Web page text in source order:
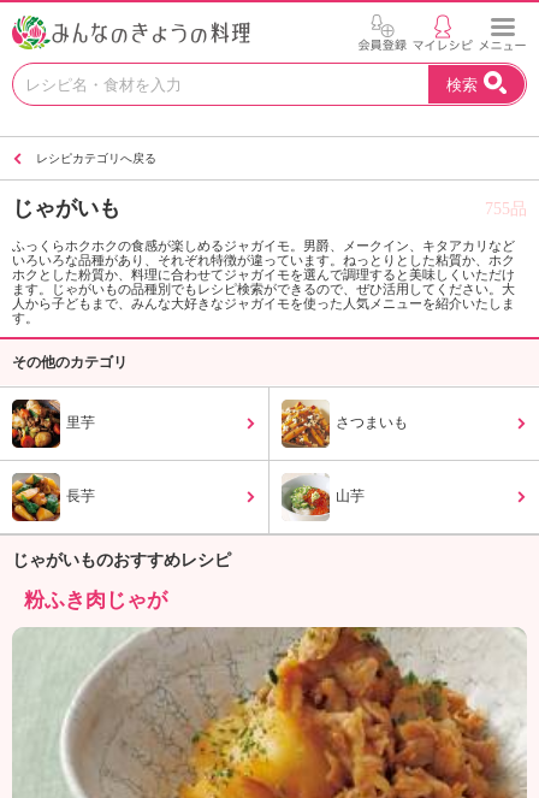
お
い
を
見
つ
け
よ
。
K
エ
ョ
ナ
ル
「
み
ん
検索
レシピカテゴリへ戻る
じゃがいも 755品
ふっくらホクホクの食感が楽しめるジャガイモ。男爵、メークイン、キタアカリなど
いろいろな品種があり、それぞれ特徴が違っています。ねっとりとした粘質か、ホク
ホクとした粉質か、料理に合わせてジャガイモを選んで調理すると美味しくいただけ
ます。じゃがいもの品種別でもレシピ検索ができるので、ぜひ活用してください。大
人から子どもまで、みんな大好きなジャガイモを使った人気メニューを紹介いたしま
す。
その他のカテゴリ
里芋 さつまいも
長芋 山芋
じゃがいものおすすめレシピ
粉ふき肉じゃが